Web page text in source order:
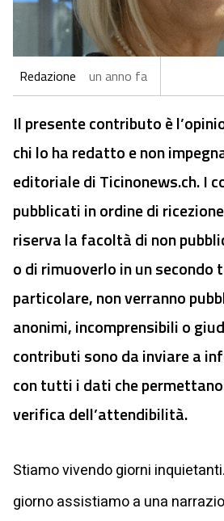
Redazione un anno fa
Il presente contributo è
chi lo ha redatto e non
editoriale di Ticinonews.ch. I
pubblicati in ordine di
riserva la facoltà di non
o di rimuoverlo in un secondo
particolare, non verranno
anonimi, incomprensibili o
contributi sono da inviare a
con tutti i dati che
verifica dell’attendibilità.
Stiamo vivendo giorni
giorno assistiamo a una